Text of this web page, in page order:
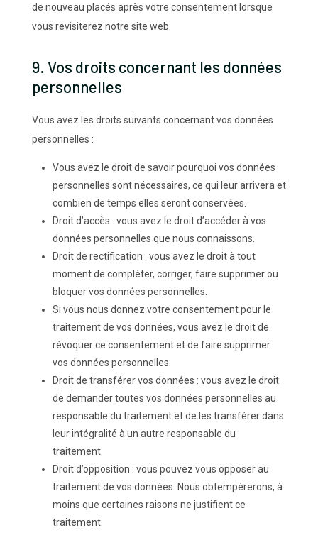
de nouveau placés après votre consentement lorsque
vous revisiterez notre site web.
9. Vos droits concernant les données
personnelles
Vous avez les droits suivants concernant vos données
personnelles :
Vous avez le droit de savoir pourquoi vos données
personnelles sont nécessaires, ce qui leur arrivera et
combien de temps elles seront conservées.
Droit d’accès : vous avez le droit d’accéder à vos
données personnelles que nous connaissons.
Droit de rectification : vous avez le droit à tout
moment de compléter, corriger, faire supprimer ou
bloquer vos données personnelles.
Si vous nous donnez votre consentement pour le
traitement de vos données, vous avez le droit de
révoquer ce consentement et de faire supprimer
vos données personnelles.
Droit de transférer vos données : vous avez le droit
de demander toutes vos données personnelles au
responsable du traitement et de les transférer dans
leur intégralité à un autre responsable du
traitement.
Droit d’opposition : vous pouvez vous opposer au
traitement de vos données. Nous obtempérerons, à
moins que certaines raisons ne justifient ce
traitement.